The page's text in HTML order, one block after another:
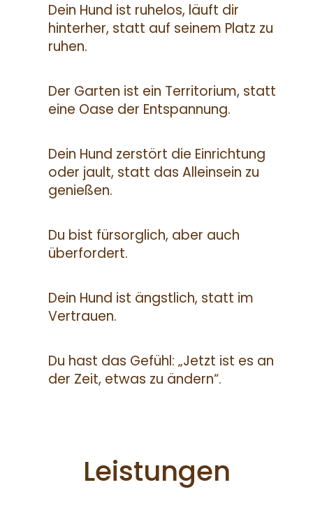
Dein Hund ist ruhelos, läuft dir
hinterher, statt auf seinem Platz zu
ruhen.
Der Garten ist ein Territorium, statt
eine Oase der Entspannung.
Dein Hund zerstört die Einrichtung
oder jault, statt das Alleinsein zu
genießen.
Du bist fürsorglich, aber auch
überfordert.
Dein Hund ist ängstlich, statt im
Vertrauen.
Du hast das Gefühl: „Jetzt ist es an
der Zeit, etwas zu ändern“.
Leistungen